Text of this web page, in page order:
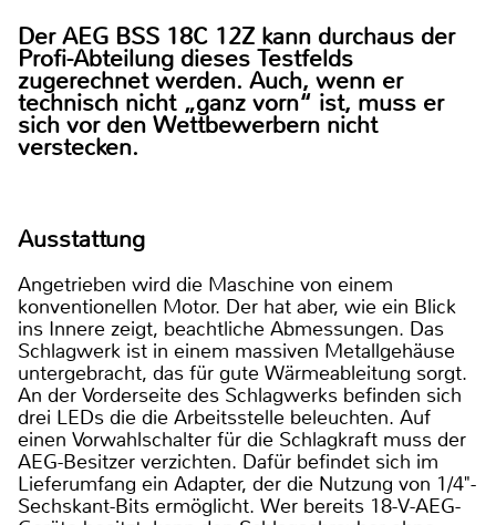
Der AEG BSS 18C 12Z kann durchaus der
Profi-Abteilung dieses Testfelds
zugerechnet werden. Auch, wenn er
technisch nicht „ganz vorn“ ist, muss er
sich vor den Wettbewerbern nicht
verstecken.
Ausstattung
Angetrieben wird die Maschine von einem
konventionellen Motor. Der hat aber, wie ein Blick
ins Innere zeigt, beachtliche Abmessungen. Das
Schlagwerk ist in einem massiven Metallgehäuse
untergebracht, das für gute Wärmeableitung sorgt.
An der Vorderseite des Schlagwerks befinden sich
drei LEDs die die Arbeitsstelle beleuchten. Auf
einen Vorwahlschalter für die Schlagkraft muss der
AEG-Besitzer verzichten. Dafür befindet sich im
Lieferumfang ein Adapter, der die Nutzung von 1/4"-
Sechskant-Bits ermöglicht. Wer bereits 18-V-AEG-